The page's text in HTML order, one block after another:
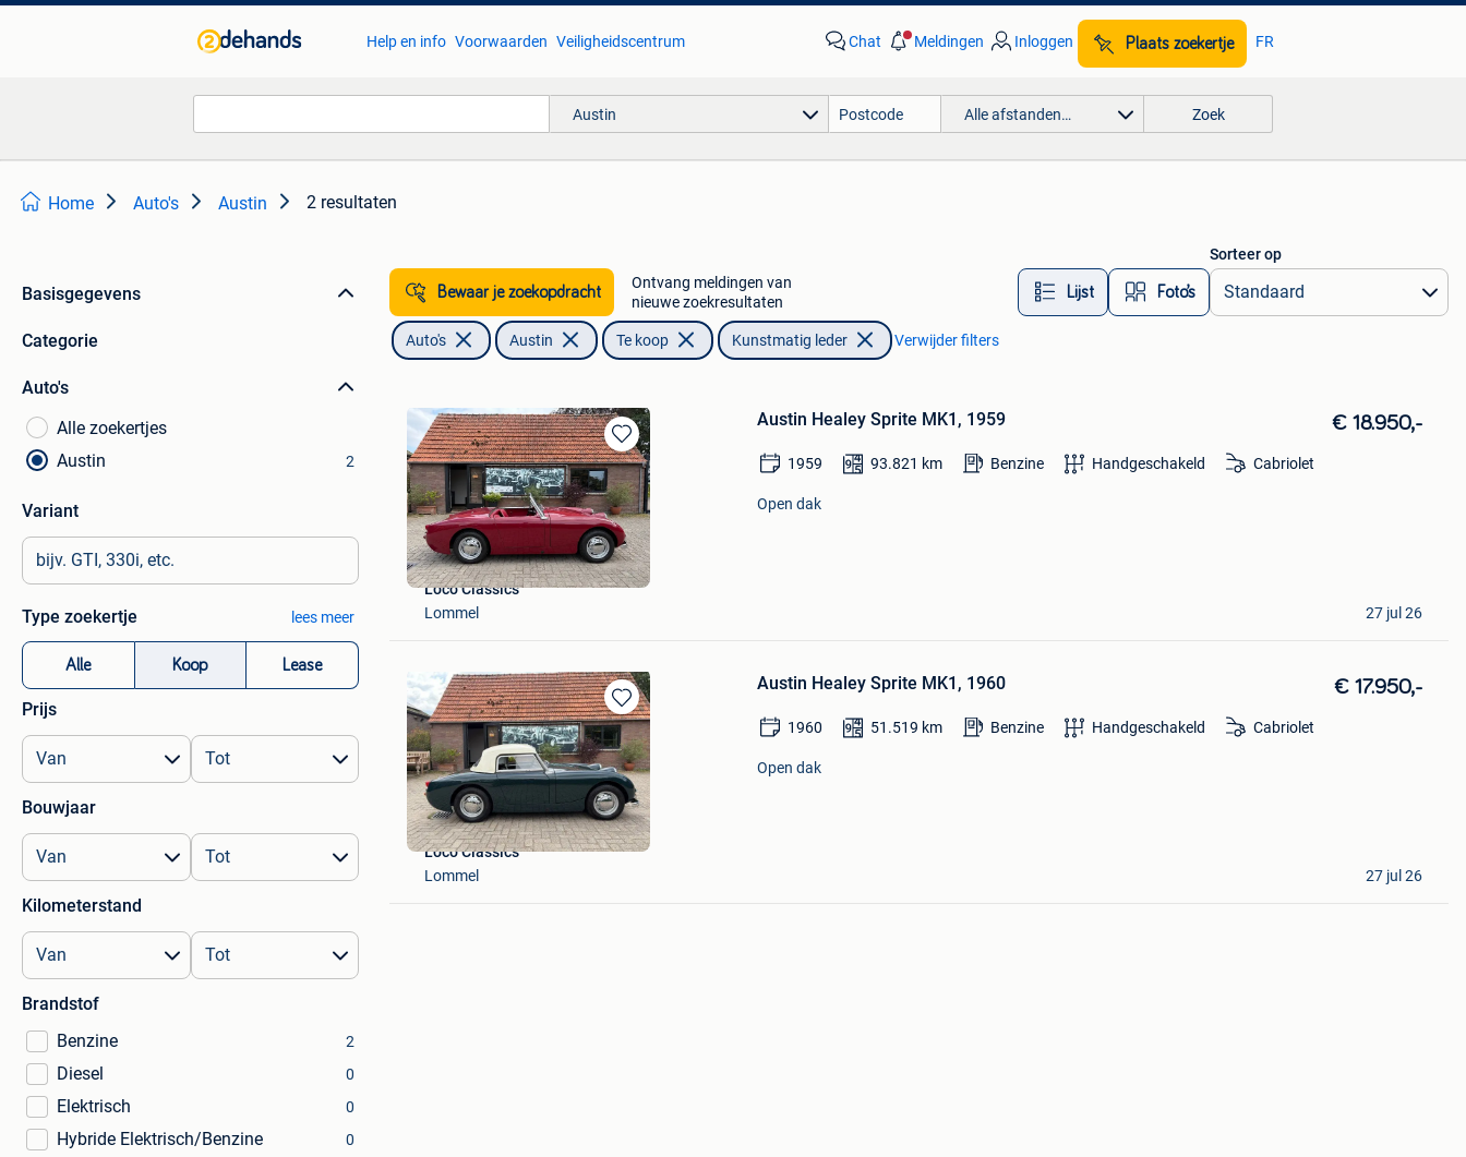
Help en info Voorwaarden Veiligheidscentrum Chat Meldingen Inloggen Plaats zoekertje FR
Austin Alle afstanden… Zoek
Home Auto's Austin 2 resultaten
Basisgegevens
Categorie
Auto's
Alle zoekertjes
Austin
2
Variant
Type zoekertje lees meer
Alle Koop Lease
Prijs
Bouwjaar
Kilometerstand
Brandstof
Benzine
2
Diesel 0
Elektrisch 0
Hybride Elektrisch/Benzine 0
Bewaar je zoekopdracht
Ontvang meldingen van
nieuwe zoekresultaten
Lijst Foto’s
Sorteer op
Auto's Austin Te koop Kunstmatig leder Verwijder filters
Bewaren
in
Mijn
Favorieten
Austin Healey Sprite MK1, 1959 € 18.950,-
1959 93.821 km Benzine Handgeschakeld Cabriolet
Open dak
Loco Classics
Lommel
27 jul 26
Bewaren
in
Mijn
Favorieten
Austin Healey Sprite MK1, 1960 € 17.950,-
1960 51.519 km Benzine Handgeschakeld Cabriolet
Open dak
Loco Classics
Lommel
27 jul 26